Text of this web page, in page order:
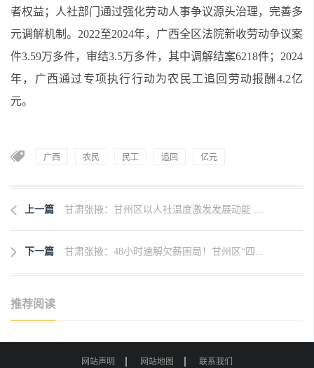
者权益；人社部门通过强化劳动人事争议源头治理，完善多
元调解机制。2022至2024年，广西全区法院新收劳动争议案
件3.59万多件，审结3.5万多件，其中调解结案6218件；2024
年，广西通过专项执行行动为农民工追回劳动报酬4.2亿
元。
广西 农民 民工 追回 亿元
上一篇 甘肃张掖：甘州区以人社温度激发发展动能 ...
下一篇 甘肃张掖：48小时速解欠薪困局！甘州区“四...
推荐阅读
网站声明 网站地图 联系我们